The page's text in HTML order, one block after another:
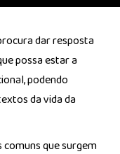
dar resposta
possa estar a
podendo
da vida da
que surgem